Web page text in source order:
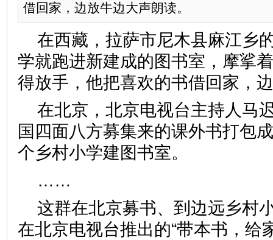
借回家，边放牛边大声朗读。
在西藏，拉萨市尼木县麻江乡
学就跑进新建成的图书室，摩挲
得放手，他把喜欢的书借回家，
在北京，北京电视台主持人马
国四面八方募集来的课外书打包
个乡村小学建图书室。
……
这群在北京募书、到边远乡村
在北京电视台推出的“带本书，给